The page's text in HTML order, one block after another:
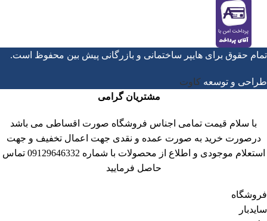
تمام حقوق برای هایپر ساختمانی و بازرگانی پیش بین محفوظ است.
طراحی و توسعه کاوت
مشتریان گرامی
با سلام قیمت تمامی اجناس فروشگاه صورت اقساطی می باشد
درصورت خرید به صورت عمده و نقدی جهت اعمال تخفیف و جهت
استعلام موجودی و اطلاع از محصولات با شماره 09129646332 تماس
حاصل فرمایید
فروشگاه
سایدبار